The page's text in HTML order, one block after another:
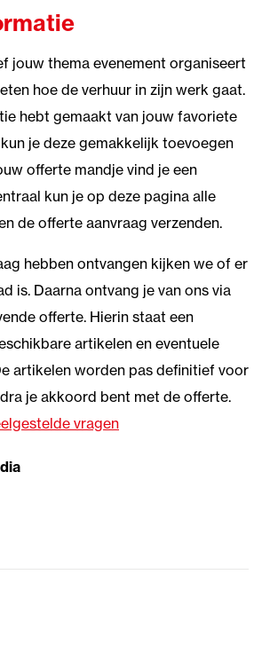
jouw thema evenement organiseert
hoe de verhuur in zijn werk gaat.
hebt gemaakt van jouw favoriete
je deze gemakkelijk toevoegen
offerte mandje vind je een
kun je op deze pagina alle
de offerte aanvraag verzenden.
hebben ontvangen kijken we of er
is. Daarna ontvang je van ons via
offerte. Hierin staat een
artikelen en eventuele
artikelen worden pas definitief voor
je akkoord bent met de offerte.
vragen